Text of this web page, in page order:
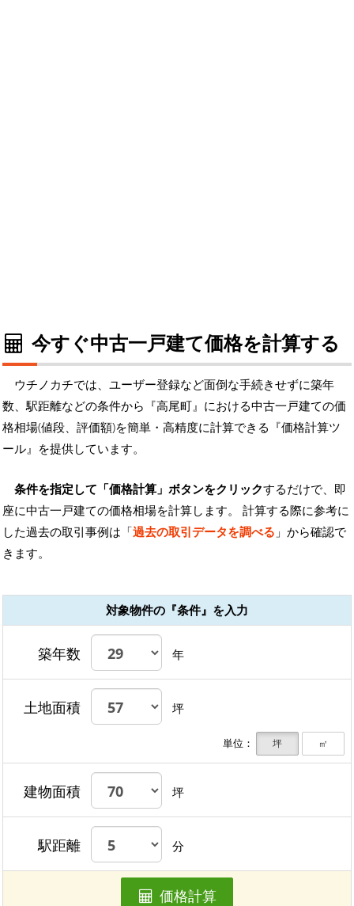
今すぐ中古一戸建て価格を計算する
ウチノカチでは、ユーザー登録など面倒な手続きせずに築年
数、駅距離などの条件から『高尾町』における中古一戸建ての価
格相場(値段、評価額)を簡単・高精度に計算できる『価格計算ツ
ール』を提供しています。
条件を指定して「価格計算」ボタンをクリックするだけで、即
座に中古一戸建ての価格相場を計算します。 計算する際に参考に
した過去の取引事例は「過去の取引データを調べる 」から確認で
きます。
対象物件の『条件』を入力
築年数 年
土地面積 坪
単位： 坪 ㎡
建物面積 坪
駅距離 分
価格計算